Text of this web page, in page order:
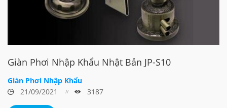
Giàn Phơi Nhập Khẩu Nhật Bản JP-S10
Giàn Phơi Nhập Khẩu
21/09/2021
3187